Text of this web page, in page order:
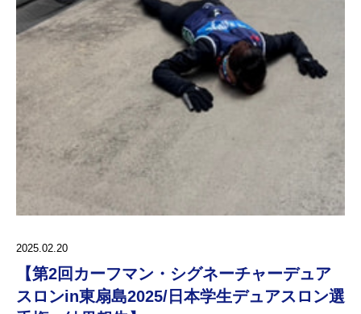
2025.02.20
【第2回カーフマン・シグネーチャーデュア
スロンin東扇島2025/日本学生デュアスロン選